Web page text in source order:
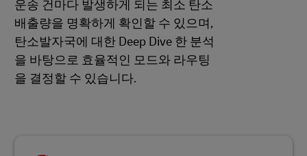
운송 건마다 발생하게 되는 최소 탄소
배출량을 명확하게 확인할 수 있으며,
탄소발자국에 대한 Deep Dive 한 분석
을 바탕으로 효율적인 모드와 라우팅
을 결정할 수 있습니다.